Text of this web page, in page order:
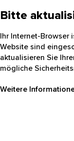
Bitte
Ihr Internet-Browser
Website sind
aktualisieren Sie
mögliche
Weitere